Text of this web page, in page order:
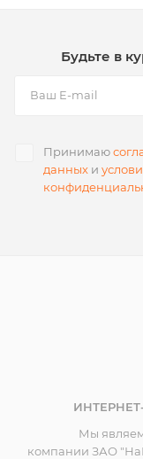
Будьте в
Принимаю
данных и
Мы
компании ЗАО